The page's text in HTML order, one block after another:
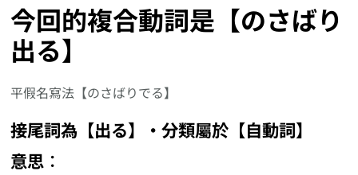
今回的複合動詞是【のさばり
出る】
平假名寫法【のさばりでる】
接尾詞為【出る】‧分類屬於【自動詞】
意思︰